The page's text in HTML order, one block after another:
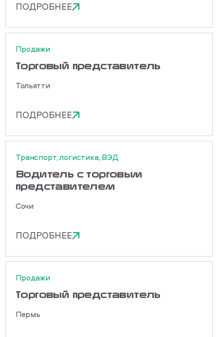
ПОДРОБНЕЕ
Продажи
Торговый представитель
Тольятти
ПОДРОБНЕЕ
Транспорт, логистика, ВЭД
Водитель с торговым
представителем
Сочи
ПОДРОБНЕЕ
Продажи
Торговый представитель
Пермь